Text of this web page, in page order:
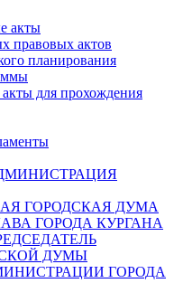
акты
правовых актов
планирования
для прохождения
ГОРОДСКАЯ ДУМА
ГОРОДА КУРГАНА
ДУМЫ
ГОРОДА